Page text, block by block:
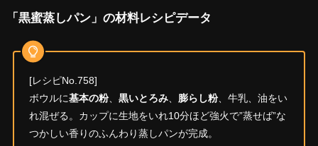
「黒蜜蒸しパン」の材料レシピデータ
[レシピNo.758]
ボウルに基本の粉、 黒いとろみ、 膨らし粉、牛乳、油をい
れ混ぜる。カップに生地をいれ10分ほど強火で”蒸せば”な
つかしい香りのふんわり蒸しパンが完成。